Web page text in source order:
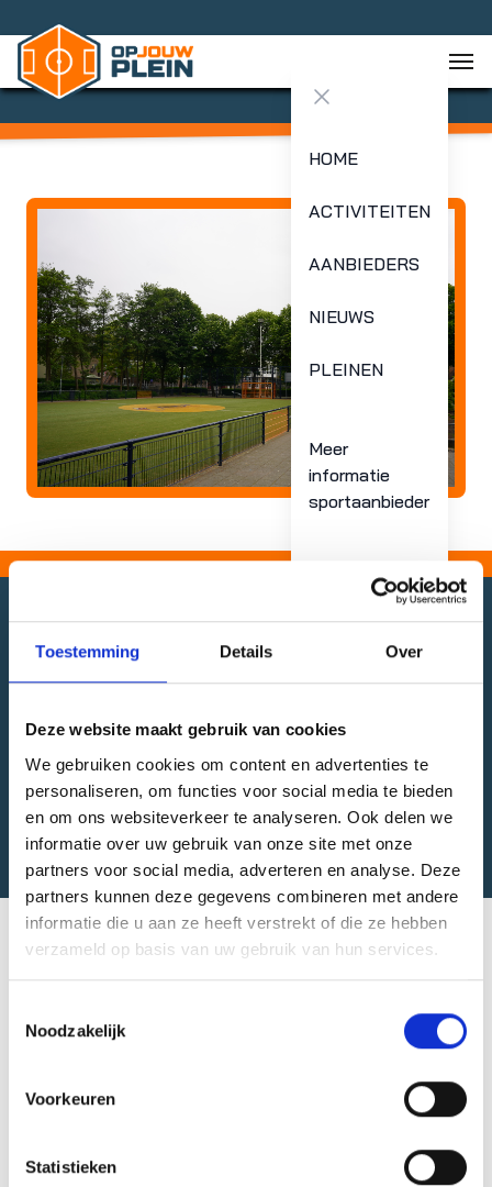
Toestemming Details Over
Deze website maakt gebruik van cookies
We gebruiken cookies om content en advertenties te
personaliseren, om functies voor social media te bieden
en om ons websiteverkeer te analyseren. Ook delen we
informatie over uw gebruik van onze site met onze
partners voor social media, adverteren en analyse. Deze
partners kunnen deze gegevens combineren met andere
informatie die u aan ze heeft verstrekt of die ze hebben
verzameld op basis van uw gebruik van hun services.
Noodzakelijk
Voorkeuren
Statistieken
Close menu
HOME
ACTIVITEITEN
AANBIEDERS
NIEUWS
PLEINEN
Meer
informatie
sportaanbieder
Cruyff Court Rubroek
Type: Voetbalveld
Capaciteit:
Voetbalveld 1
Deze sportaanbieders zijn actief op dit plein:
Pleinactiviteiten
| Cruyff Court Rubroek